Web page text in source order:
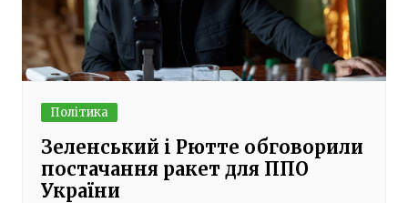
Політика
Зеленський і Рютте обговорили
постачання ракет для ППО
України